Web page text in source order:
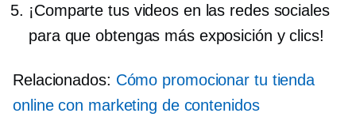
¡Comparte tus videos en las redes sociales
para que obtengas más exposición y clics!
Relacionados: Cómo promocionar tu tienda
online con marketing de contenidos